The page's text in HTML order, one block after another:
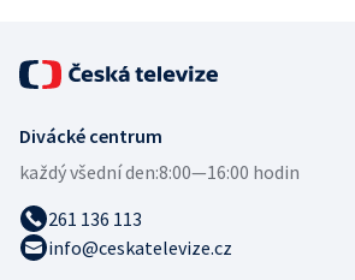
Divácké centrum
každý všední den:8:00—16:00 hodin
261 136 113
info@ceskatelevize.cz